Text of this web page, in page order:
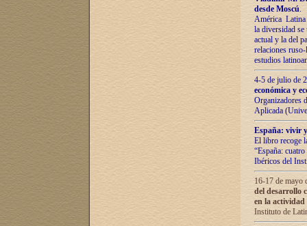
desde Moscú.
América Latina
la diversidad
actual у lа del
relaciones
estudios
4-5 de julio de
económica y
Organizadores
Aplicada
España: vivir
El libro recoge
“España:
Ibéricos del
16-17 de mayo
del desarrollo
en la
Instituto de